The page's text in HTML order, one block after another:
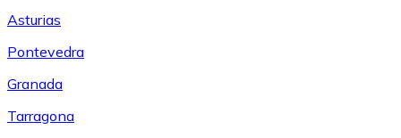
Asturias
Pontevedra
Granada
Tarragona